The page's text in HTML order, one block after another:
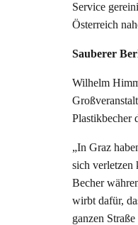
Service
Österreich
Sauberer
Wilhelm
Plastikbecher
„In Graz
sich verletzen
Becher
wirbt dafür,
ganzen